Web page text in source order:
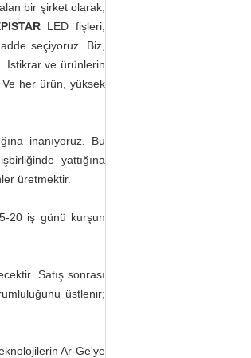
bir şirket olarak,
LED fişleri,
seçiyoruz. Biz,
Istikrar ve ürünlerin
Ve her ürün, yüksek
inanıyoruz. Bu
yattığına
üretmektir.
20 iş günü kurşun
Satış sonrası
üstlenir;
Ar-Ge'ye